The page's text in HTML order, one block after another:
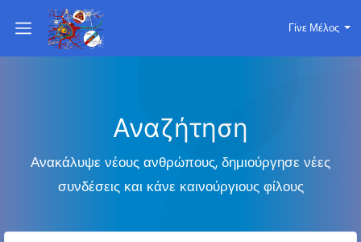
Γίνε Μέλος
Αναζήτηση
Ανακάλυψε νέους ανθρώπους, δημιούργησε νέες
συνδέσεις και κάνε καινούργιους φίλους